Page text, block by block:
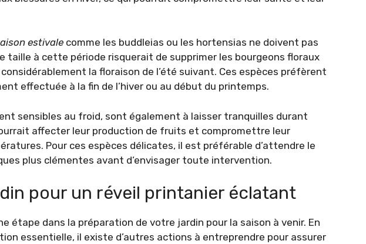
estivale comme les buddleias ou les hortensias ne doivent pas
taille à cette période risquerait de supprimer les bourgeons floraux
la floraison de l’été suivant. Ces espèces préfèrent
effectuée à la fin de l’hiver ou au début du printemps.
sensibles au froid, sont également à laisser tranquilles durant
affecter leur production de fruits et compromettre leur
Pour ces espèces délicates, il est préférable d’attendre le
plus clémentes avant d’envisager toute intervention.
pour un réveil printanier éclatant
étape dans la préparation de votre jardin pour la saison à venir. En
essentielle, il existe d’autres actions à entreprendre pour assurer